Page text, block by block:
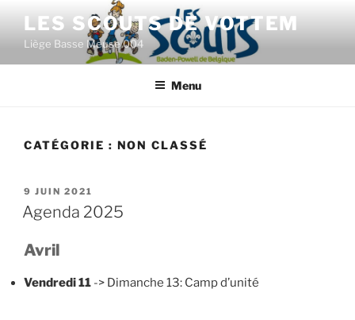
contenu
principal
LES SCOUTS DE VOTTEM
Liège Basse Meuse 004
Menu
CATÉGORIE : NON CLASSÉ
PUBLIÉ
LE
9 JUIN 2021
Agenda 2025
Avril
Vendredi 11 -> Dimanche 13: Camp d’unité